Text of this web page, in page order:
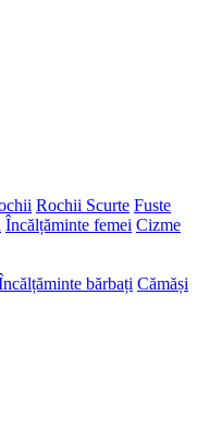
Rochii Scurte Fuste
Încălțăminte femei Cizme
bărbați Cămăși